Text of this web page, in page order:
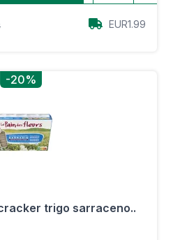
EUR1.99
-20%
trigo sarraceno..